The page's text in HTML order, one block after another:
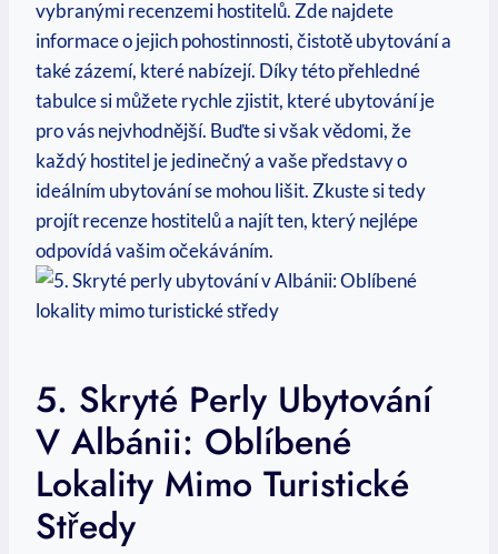
vybranými recenzemi hostitelů. Zde najdete
informace o jejich pohostinnosti, čistotě ubytování a
také zázemí, které nabízejí. Díky této přehledné
tabulce si můžete rychle zjistit, které ubytování je
pro vás nejvhodnější. Buďte si však vědomi, ⁣že
každý ‍hostitel je jedinečný ⁢a vaše představy o
ideálním ubytování se mohou lišit. ⁣Zkuste si‌ tedy
projít recenze hostitelů a najít ten, který nejlépe
odpovídá vašim očekáváním.
5. Skryté ‍perly Ubytování
V Albánii:⁤ Oblíbené
Lokality Mimo Turistické
Středy